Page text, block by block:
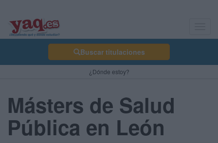
Buscar titulaciones
¿Dónde estoy?
Másters de Salud
Pública en León